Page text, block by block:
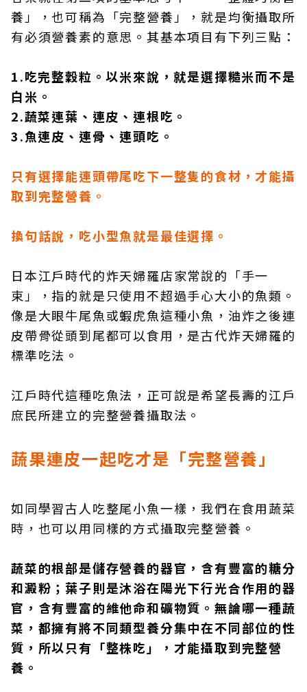
養」，也可稱為「完整營養」，就是均衡攝取所
有必須營養素的意思。其基本項目有下列三點：
1.吃完整穀粒。以米來說，就是選擇糙米而不是
白米。
2.蔬菜連葉、連皮、連根吃。
3.魚連皮、連骨、連頭吃。
只有選擇能連頭帶尾吃下一整隻的食材，才能攝
取到完整營養。
換句話說，吃小型魚就是最佳選擇。
日本江戶時代的炸天婦羅店家常說的「手一
束」，指的就是只使用不超過手心大小的魚類。
像是大眼牛尾魚或蝦虎魚這種小魚，油炸之後連
皮帶骨從頭到尾都可以食用，是古代炸天婦羅的
標準吃法。
江戶時代這種吃魚法，正可說是希望長壽的江戶
庶民所建立的完整營養攝取法。
蔬果連皮一起吃才是「完整營養」
如同學習古人吃整尾小魚一樣，我們在食用蔬菜
時，也可以用同樣的方式攝取完整營養。
蔬菜的根部是儲存營養的器官，含有豐富的糖分
和澱粉；葉子則是沐浴在陽光下行光合作用的器
官，含有豐富的維他命和礦物質。無論哪一種蔬
菜，都擁有將不同類型養分集中在不同部位的性
質，所以只有「整株吃」，才能攝取到完整營
養。